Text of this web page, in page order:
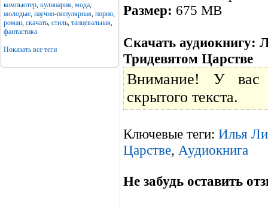
компьютер, кулинария, мода,
молодые, научно-популярная, порно,
роман, скачать, стиль, танцевальная,
фантастика
Показать все теги
Размер: 675 MB
Скачать аудиокнигу:
Тридевятом Царстве
Внимание! У вас
скрытого текста.
Ключевые теги: Илья
Царстве, Аудиокнига
Не забудь оставить